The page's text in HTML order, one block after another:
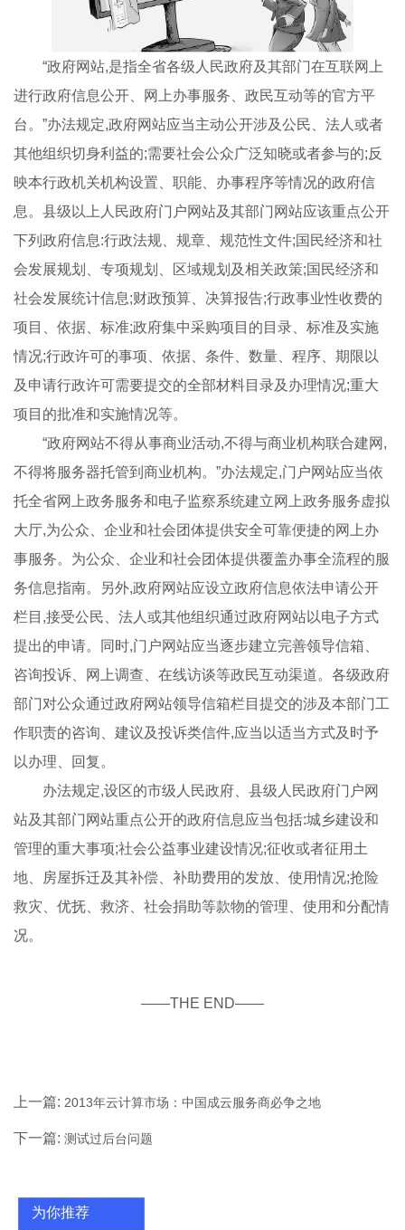
“政府网站,是指全省各级人民政府及其部门在互联网上
进行政府信息公开、网上办事服务、政民互动等的官方平
台。”办法规定,政府网站应当主动公开涉及公民、法人或者
其他组织切身利益的;需要社会公众广泛知晓或者参与的;反
映本行政机关机构设置、职能、办事程序等情况的政府信
息。县级以上人民政府门户网站及其部门网站应该重点公开
下列政府信息:行政法规、规章、规范性文件;国民经济和社
会发展规划、专项规划、区域规划及相关政策;国民经济和
社会发展统计信息;财政预算、决算报告;行政事业性收费的
项目、依据、标准;政府集中采购项目的目录、标准及实施
情况;行政许可的事项、依据、条件、数量、程序、期限以
及申请行政许可需要提交的全部材料目录及办理情况;重大
项目的批准和实施情况等。
“政府网站不得从事商业活动,不得与商业机构联合建网,
不得将服务器托管到商业机构。”办法规定,门户网站应当依
托全省网上政务服务和电子监察系统建立网上政务服务虚拟
大厅,为公众、企业和社会团体提供安全可靠便捷的网上办
事服务。为公众、企业和社会团体提供覆盖办事全流程的服
务信息指南。另外,政府网站应设立政府信息依法申请公开
栏目,接受公民、法人或其他组织通过政府网站以电子方式
提出的申请。同时,门户网站应当逐步建立完善领导信箱、
咨询投诉、网上调查、在线访谈等政民互动渠道。各级政府
部门对公众通过政府网站领导信箱栏目提交的涉及本部门工
作职责的咨询、建议及投诉类信件,应当以适当方式及时予
以办理、回复。
办法规定,设区的市级人民政府、县级人民政府门户网
站及其部门网站重点公开的政府信息应当包括:城乡建设和
管理的重大事项;社会公益事业建设情况;征收或者征用土
地、房屋拆迁及其补偿、补助费用的发放、使用情况;抢险
救灾、优抚、救济、社会捐助等款物的管理、使用和分配情
况。
——THE END——
上一篇: 2013年云计算市场：中国成云服务商必争之地
下一篇:测试过后台问题
为你推荐